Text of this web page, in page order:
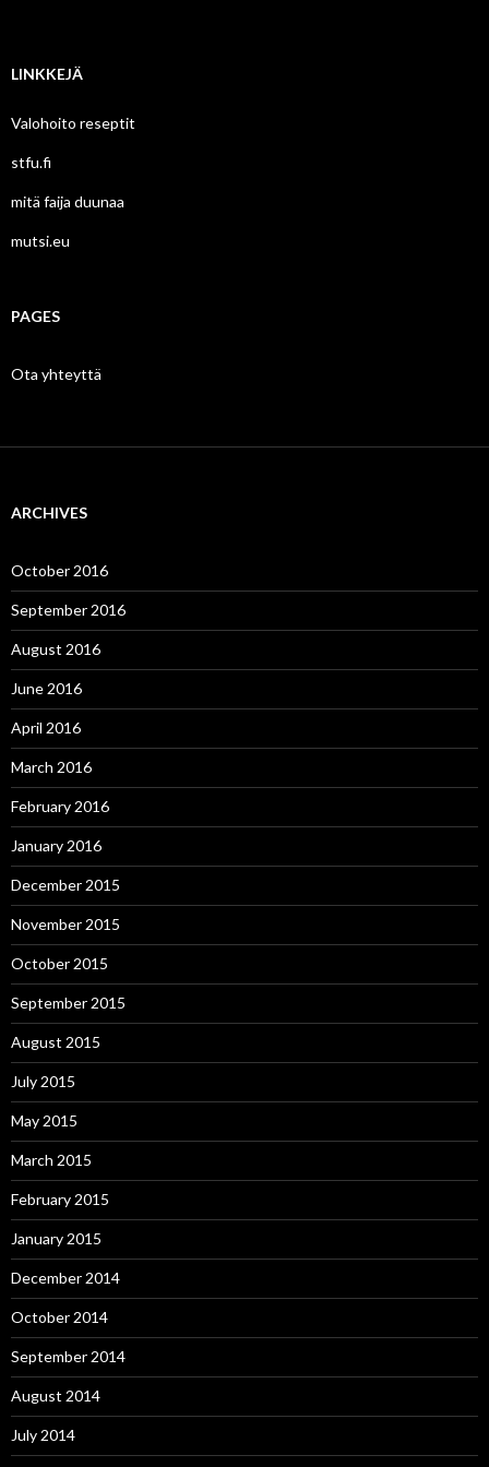
LINKKEJÄ
Valohoito reseptit
stfu.fi
mitä faija duunaa
mutsi.eu
PAGES
Ota yhteyttä
ARCHIVES
October 2016
September 2016
August 2016
June 2016
April 2016
March 2016
February 2016
January 2016
December 2015
November 2015
October 2015
September 2015
August 2015
July 2015
May 2015
March 2015
February 2015
January 2015
December 2014
October 2014
September 2014
August 2014
July 2014